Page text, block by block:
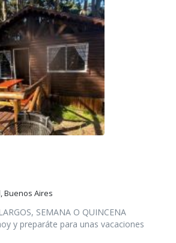
Buenos Aires
SEMANA O QUINCENA
y preparáte para unas vacaciones